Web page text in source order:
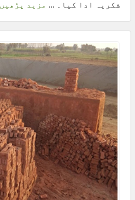
شکریہ ادا کیا۔ ... مزید پڑھیں